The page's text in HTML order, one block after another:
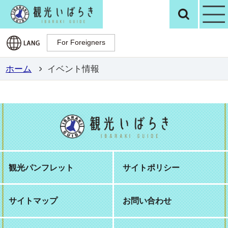
観光いばらき検
For Foreigners
For Foreigners
ホーム イベント情報
観光パンフレット サイトポリシー
サイトマップ お問い合わせ